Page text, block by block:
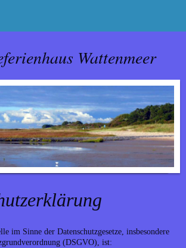
Wattenmeer
im Sinne der Datenschutzgesetze, insbesondere
(DSGVO), ist: